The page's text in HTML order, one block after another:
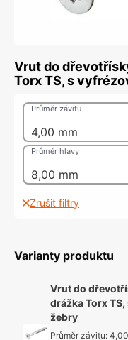
Vrut do
Torx TS, s
4,00 mm
Průměr závitu
8,00 mm
Průměr hlavy
Zrušit filtry
Varianty produktu
Vrut do
drážka Torx
žebry
Průměr závitu: